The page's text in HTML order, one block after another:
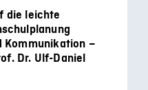
die leichte
Kommunikation –
Dr. Ulf-Daniel